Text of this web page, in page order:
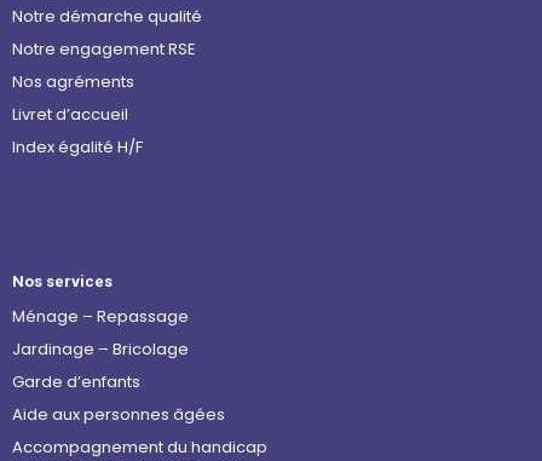
Notre démarche qualité
Notre engagement RSE
Nos agréments
Livret d’accueil
Index égalité H/F
Nos services
Ménage – Repassage
Jardinage – Bricolage
Garde d’enfants
Aide aux personnes âgées
Accompagnement du handicap